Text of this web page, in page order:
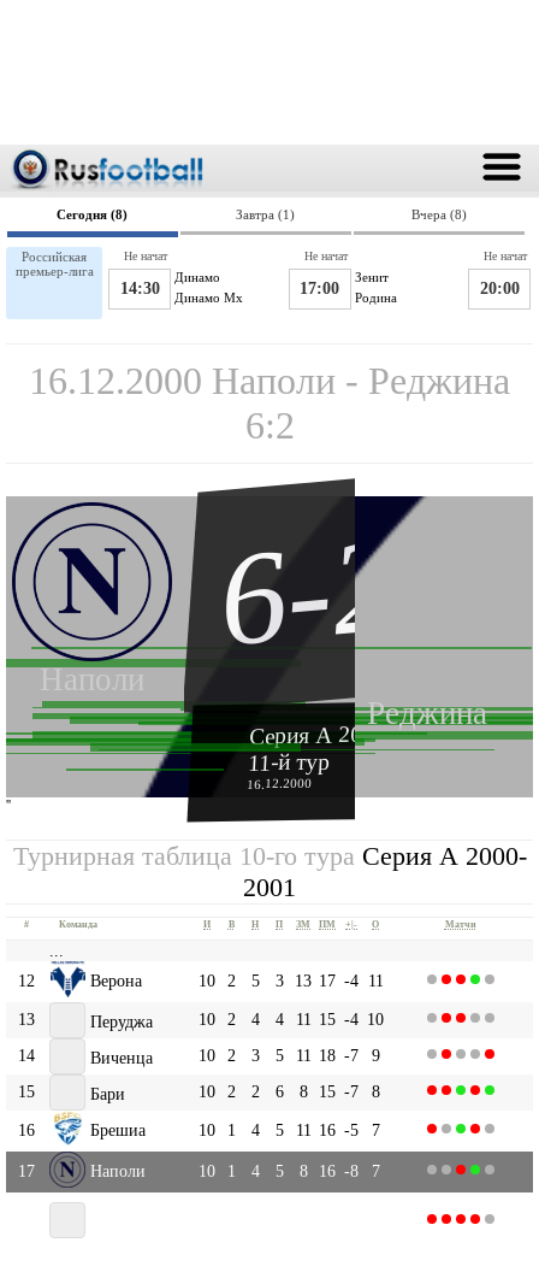
Сегодня (8) Завтра (1) Вчера (8)
Российская
премьер-лига
Динамо
14:30 Динамо Мх
Не начат
Зенит
17:00 Родина
Не начат
20:00
Не начат
16.12.2000 Наполи - Реджина
6:2
Наполи
Реджина
6-2
Серия А 2000-2001
11-й тур
16.12.2000
''
Турнирная таблица 10-го тура Серия А 2000-
2001
# Команда И В Н П ЗМ ПМ +|- О Матчи
12
Верона 10 2 5 3 13 17 -4 11
13
Перуджа 10 2 4 4 11 15 -4 10
14
Виченца 10 2 3 5 11 18 -7
9
15
Бари 10 2 2 6 8 15 -7
8
16
Брешиа 10 1 4 5 11 16 -5 7
17 Наполи 10 1 4 5 8 16 -8 7